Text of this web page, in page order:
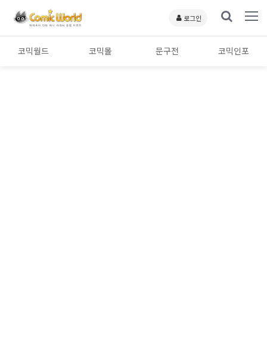
로그인
코믹월드 코믹몰 문구전 코믹인포